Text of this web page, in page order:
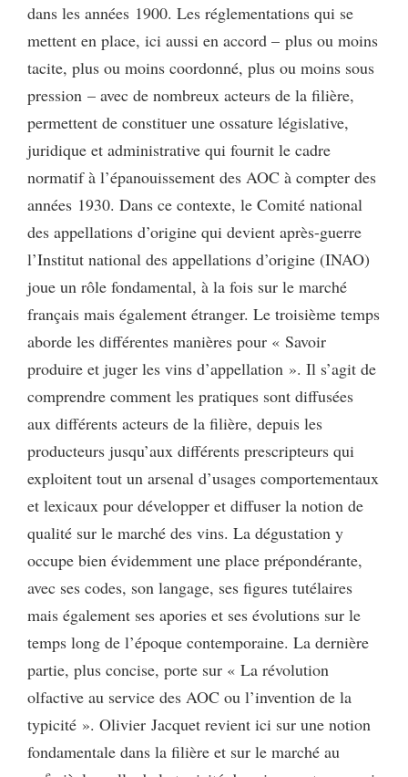
dans les années 1900. Les réglementations qui se
mettent en place, ici aussi en accord – plus ou moins
tacite, plus ou moins coordonné, plus ou moins sous
pression – avec de nombreux acteurs de la filière,
permettent de constituer une ossature législative,
juridique et administrative qui fournit le cadre
normatif à l’épanouissement des AOC à compter des
années 1930. Dans ce contexte, le Comité national
des appellations d’origine qui devient après-guerre
l’Institut national des appellations d’origine (INAO)
joue un rôle fondamental, à la fois sur le marché
français mais également étranger. Le troisième temps
aborde les différentes manières pour « Savoir
produire et juger les vins d’appellation ». Il s’agit de
comprendre comment les pratiques sont diffusées
aux différents acteurs de la filière, depuis les
producteurs jusqu’aux différents prescripteurs qui
exploitent tout un arsenal d’usages comportementaux
et lexicaux pour développer et diffuser la notion de
qualité sur le marché des vins. La dégustation y
occupe bien évidemment une place prépondérante,
avec ses codes, son langage, ses figures tutélaires
mais également ses apories et ses évolutions sur le
temps long de l’époque contemporaine. La dernière
partie, plus concise, porte sur « La révolution
olfactive au service des AOC ou l’invention de la
typicité ». Olivier Jacquet revient ici sur une notion
fondamentale dans la filière et sur le marché au